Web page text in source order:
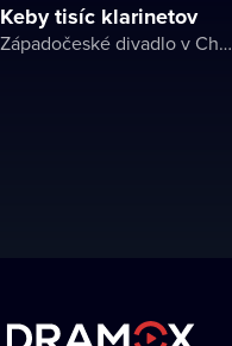
Keby tisíc klarinetov
Západočeské divadlo v Chebu